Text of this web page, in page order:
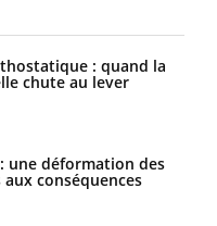
: quand la
chute au lever
une déformation des
conséquences